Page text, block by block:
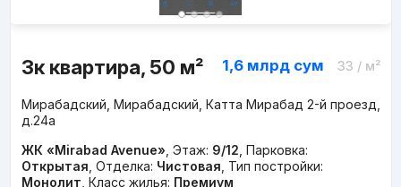
3к квартира, 50 м² 1,6 млрд сум 33 / м²
Мирабадский, Мирабадский, Катта Мирабад 2-й проезд,
д.24a
ЖК «Mirabad Avenue» Этаж: 9/12 Парковка:
Открытая Отделка: Чистовая Тип постройки:
Монолит Класс жилья: Премиум